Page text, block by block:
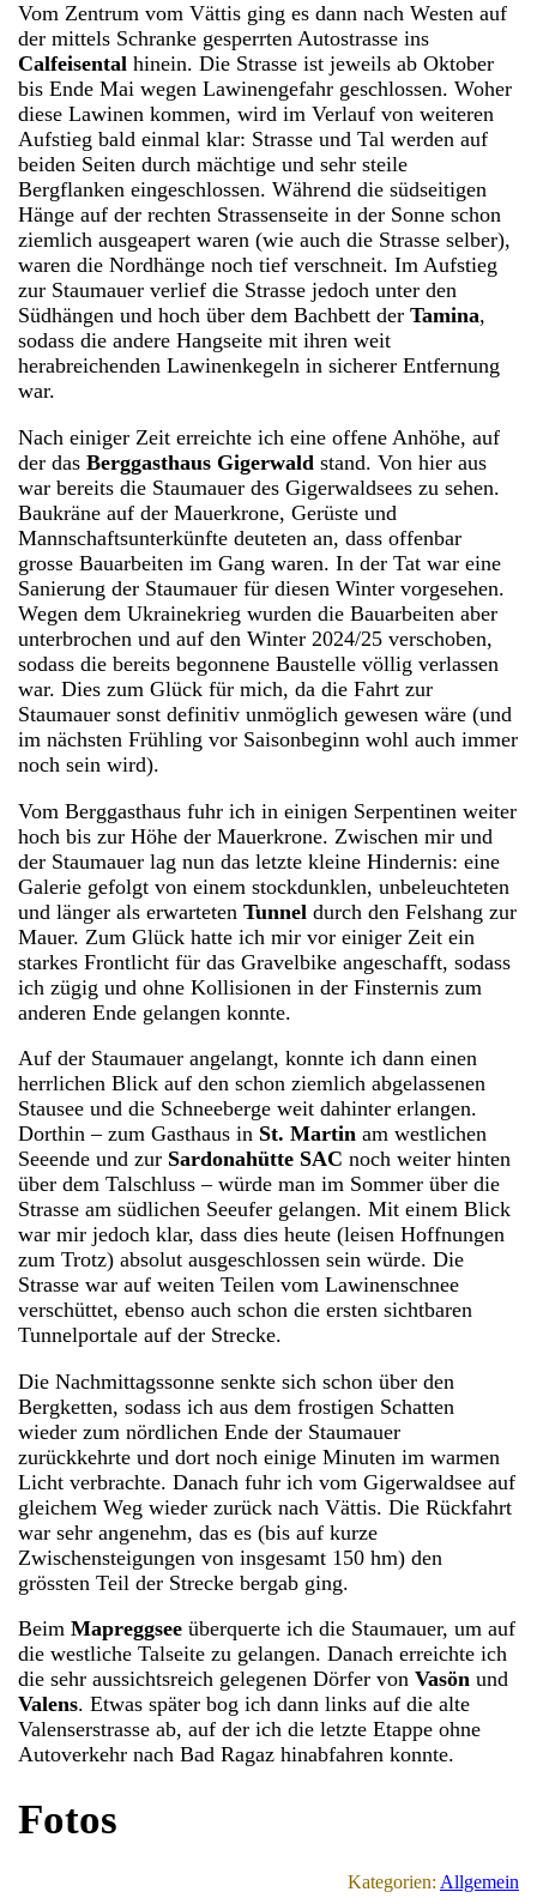
Vom Zentrum vom Vättis ging es dann nach Westen auf
der mittels Schranke gesperrten Autostrasse ins
Calfeisental hinein. Die Strasse ist jeweils ab Oktober
bis Ende Mai wegen Lawinengefahr geschlossen. Woher
diese Lawinen kommen, wird im Verlauf von weiteren
Aufstieg bald einmal klar: Strasse und Tal werden auf
beiden Seiten durch mächtige und sehr steile
Bergflanken eingeschlossen. Während die südseitigen
Hänge auf der rechten Strassenseite in der Sonne schon
ziemlich ausgeapert waren (wie auch die Strasse selber),
waren die Nordhänge noch tief verschneit. Im Aufstieg
zur Staumauer verlief die Strasse jedoch unter den
Südhängen und hoch über dem Bachbett derTamina,
sodass die andere Hangseite mit ihren weit
herabreichenden Lawinenkegeln in sicherer Entfernung
war.
Nach einiger Zeit erreichte ich eine offene Anhöhe, auf
der dasBerggasthaus Gigerwald stand. Von hier aus
war bereits die Staumauer des Gigerwaldsees zu sehen.
Baukräne auf der Mauerkrone, Gerüste und
Mannschaftsunterkünfte deuteten an, dass offenbar
grosse Bauarbeiten im Gang waren. In der Tat war eine
Sanierung der Staumauer für diesen Winter vorgesehen.
Wegen dem Ukrainekrieg wurden die Bauarbeiten aber
unterbrochen und auf den Winter 2024/25 verschoben,
sodass die bereits begonnene Baustelle völlig verlassen
war. Dies zum Glück für mich, da die Fahrt zur
Staumauer sonst definitiv unmöglich gewesen wäre (und
im nächsten Frühling vor Saisonbeginn wohl auch immer
noch sein wird).
Vom Berggasthaus fuhr ich in einigen Serpentinen weiter
hoch bis zur Höhe der Mauerkrone. Zwischen mir und
der Staumauer lag nun das letzte kleine Hindernis: eine
Galerie gefolgt von einem stockdunklen, unbeleuchteten
und länger als erwartetenTunnel durch den Felshang zur
Mauer. Zum Glück hatte ich mir vor einiger Zeit ein
starkes Frontlicht für das Gravelbike angeschafft, sodass
ich zügig und ohne Kollisionen in der Finsternis zum
anderen Ende gelangen konnte.
Auf der Staumauer angelangt, konnte ich dann einen
herrlichen Blick auf den schon ziemlich abgelassenen
Stausee und die Schneeberge weit dahinter erlangen.
Dorthin – zum Gasthaus in St. Martin am westlichen
Seeende und zur Sardonahütte SAC noch weiter hinten
über dem Talschluss – würde man im Sommer über die
Strasse am südlichen Seeufer gelangen. Mit einem Blick
war mir jedoch klar, dass dies heute (leisen Hoffnungen
zum Trotz) absolut ausgeschlossen sein würde. Die
Strasse war auf weiten Teilen vom Lawinenschnee
verschüttet, ebenso auch schon die ersten sichtbaren
Tunnelportale auf der Strecke.
Die Nachmittagssonne senkte sich schon über den
Bergketten, sodass ich aus dem frostigen Schatten
wieder zum nördlichen Ende der Staumauer
zurückkehrte und dort noch einige Minuten im warmen
Licht verbrachte. Danach fuhr ich vom Gigerwaldsee auf
gleichem Weg wieder zurück nach Vättis. Die Rückfahrt
war sehr angenehm, das es (bis auf kurze
Zwischensteigungen von insgesamt 150 hm) den
grössten Teil der Strecke bergab ging.
BeimMapreggsee überquerte ich die Staumauer, um auf
die westliche Talseite zu gelangen. Danach erreichte ich
die sehr aussichtsreich gelegenen Dörfer vonVasön und
Valens. Etwas später bog ich dann links auf die alte
Valenserstrasse ab, auf der ich die letzte Etappe ohne
Autoverkehr nach Bad Ragaz hinabfahren konnte.
Fotos
Kategorien: Allgemein